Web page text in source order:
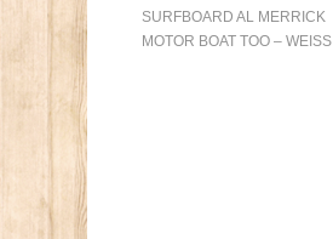
SURFBOARD AL MERRICK
MOTOR BOAT TOO – WEISS